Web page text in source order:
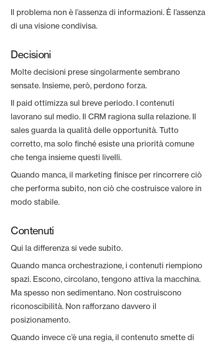
Il problema non è l’assenza di informazioni. È l’assenza
di una visione condivisa.
Decisioni
Molte decisioni prese singolarmente sembrano
sensate. Insieme, però, perdono forza.
Il paid ottimizza sul breve periodo. I contenuti
lavorano sul medio. Il CRM ragiona sulla relazione. Il
sales guarda la qualità delle opportunità. Tutto
corretto, ma solo finché esiste una priorità comune
che tenga insieme questi livelli.
Quando manca, il marketing finisce per rincorrere ciò
che performa subito, non ciò che costruisce valore in
modo stabile.
Contenuti
Qui la differenza si vede subito.
Quando manca orchestrazione, i contenuti riempiono
spazi. Escono, circolano, tengono attiva la macchina.
Ma spesso non sedimentano. Non costruiscono
riconoscibilità. Non rafforzano davvero il
posizionamento.
Quando invece c’è una regia, il contenuto smette di